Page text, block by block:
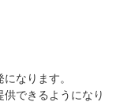
なります。
できるようになり